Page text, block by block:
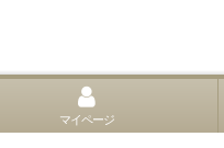
マイページ